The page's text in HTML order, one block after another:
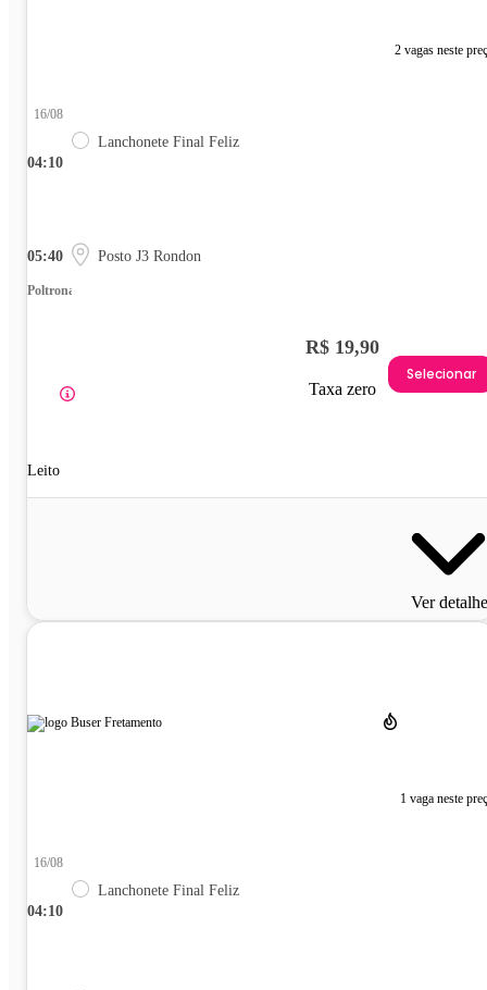
2 vagas neste
04:10
16/08
Lanchonete Final Feliz
05:40 Posto J3 Rondon
Poltrona
Leito
R$ 19,90
Taxa zero
Selecionar
Ver
1 vaga neste
04:10
16/08
Lanchonete Final Feliz